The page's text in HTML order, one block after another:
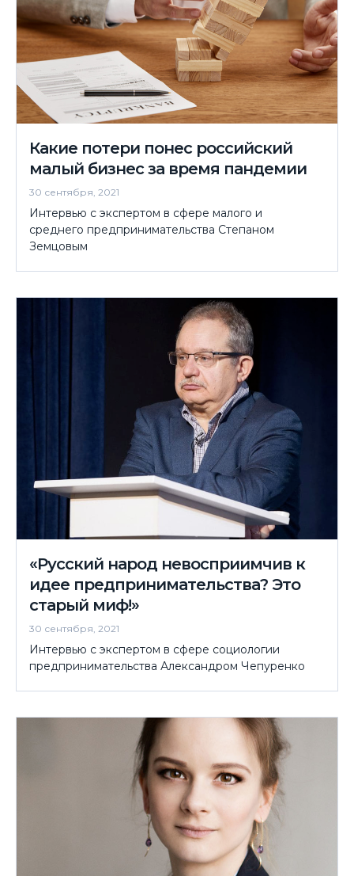
Какие потери понес российский
малый бизнес за время пандемии
30 сентября, 2021
Интервью с экспертом в сфере малого и
среднего предпринимательства Степаном
Земцовым
«Русский народ невосприимчив к
идее предпринимательства? Это
старый миф!»
30 сентября, 2021
Интервью с экспертом в сфере социологии
предпринимательства Александром Чепуренко